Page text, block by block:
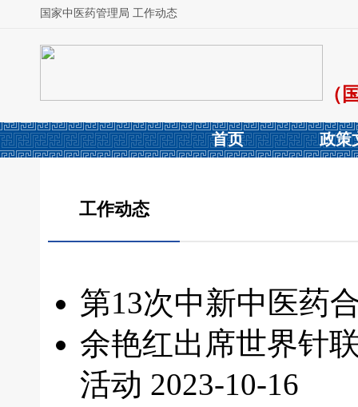
国家中医药管理局 工作动态
（
首页 政策
工作动态
第13次中新中医药
余艳红出席世界针
活动 2023-10-16